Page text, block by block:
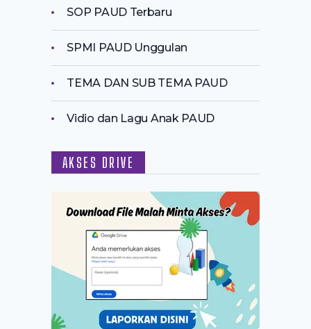
SOP PAUD Terbaru
SPMI PAUD Unggulan
TEMA DAN SUB TEMA PAUD
Vidio dan Lagu Anak PAUD
AKSES DRIVE